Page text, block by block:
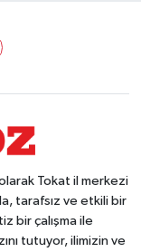
Tokat il merkezi
tarafsız ve etkili bir
bir çalışma ile
tutuyor, ilimizin ve